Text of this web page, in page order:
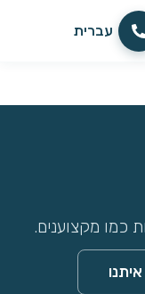
עברית
English